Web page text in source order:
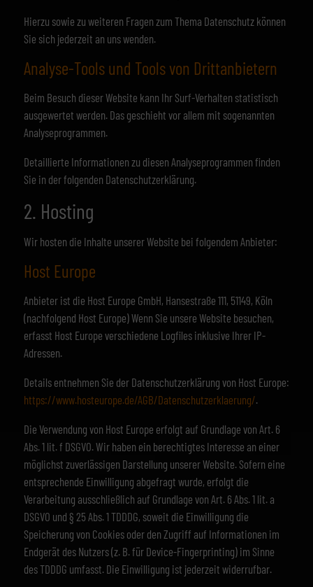
Hierzu sowie zu weiteren Fragen zum Thema Datenschutz können
Sie sich jederzeit an uns wenden.
Analyse-Tools und Tools von Dritt­anbietern
Beim Besuch dieser Website kann Ihr Surf-Verhalten statistisch
ausgewertet werden. Das geschieht vor allem mit sogenannten
Analyseprogrammen.
Detaillierte Informationen zu diesen Analyseprogrammen finden
Sie in der folgenden Datenschutzerklärung.
2. Hosting
Wir hosten die Inhalte unserer Website bei folgendem Anbieter:
Host Europe
Anbieter ist die Host Europe GmbH, Hansestraße 111, 51149, Köln
(nachfolgend Host Europe) Wenn Sie unsere Website besuchen,
erfasst Host Europe verschiedene Logfiles inklusive Ihrer IP-
Adressen.
Details entnehmen Sie der Datenschutzerklärung von Host Europe:
https://www.hosteurope.de/AGB/Datenschutzerklaerung/.
Die Verwendung von Host Europe erfolgt auf Grundlage von Art. 6
Abs. 1 lit. f DSGVO. Wir haben ein berechtigtes Interesse an einer
möglichst zuverlässigen Darstellung unserer Website. Sofern eine
entsprechende Einwilligung abgefragt wurde, erfolgt die
Verarbeitung ausschließlich auf Grundlage von Art. 6 Abs. 1 lit. a
DSGVO und § 25 Abs. 1 TDDDG, soweit die Einwilligung die
Speicherung von Cookies oder den Zugriff auf Informationen im
Endgerät des Nutzers (z. B. für Device-Fingerprinting) im Sinne
des TDDDG umfasst. Die Einwilligung ist jederzeit widerrufbar.